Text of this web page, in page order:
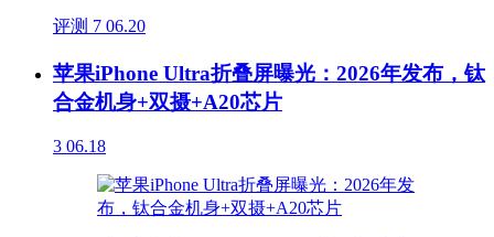
评测 7 06.20
苹果iPhone Ultra折叠屏曝光：2026年发布，钛
合金机身+双摄+A20芯片
3 06.18